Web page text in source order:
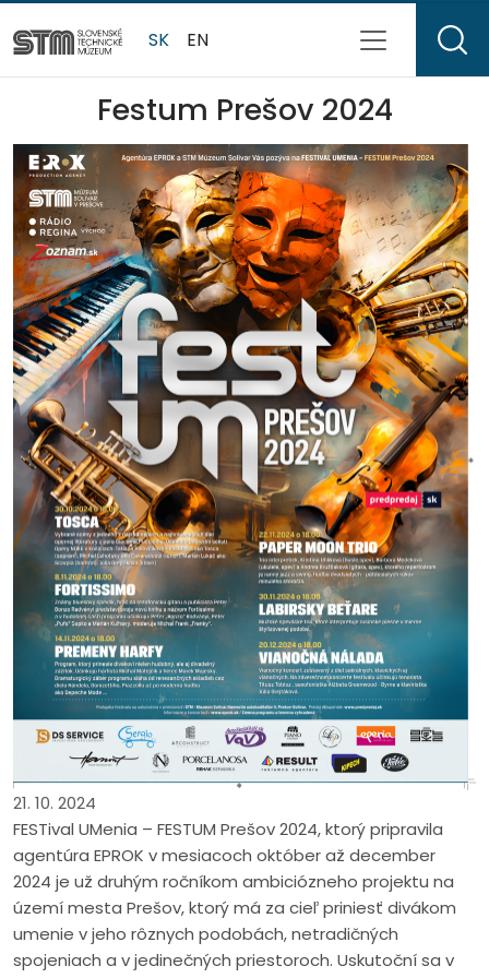
SK EN
Festum Prešov 2024
21. 10. 2024
FESTival UMenia – FESTUM Prešov 2024, ktorý pripravila
agentúra EPROK v mesiacoch október až december
2024 je už druhým ročníkom ambiciózneho projektu na
území mesta Prešov, ktorý má za cieľ priniesť divákom
umenie v jeho rôznych podobách, netradičných
spojeniach a v jedinečných priestoroch. Uskutoční sa v